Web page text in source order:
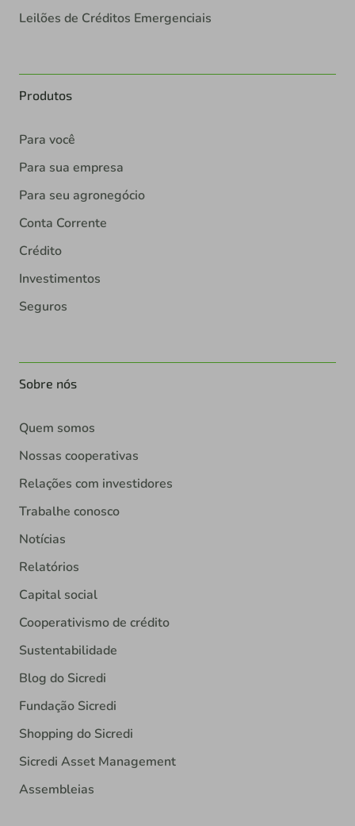
Leilões de Créditos Emergenciais
Produtos
Para você
Para sua empresa
Para seu agronegócio
Conta Corrente
Crédito
Investimentos
Seguros
Sobre nós
Quem somos
Nossas cooperativas
Relações com investidores
Trabalhe conosco
Notícias
Relatórios
Capital social
Cooperativismo de crédito
Sustentabilidade
Blog do Sicredi
Fundação Sicredi
Shopping do Sicredi
Sicredi Asset Management
Assembleias